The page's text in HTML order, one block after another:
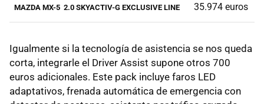
MAZDA MX-5 2.0 SKYACTIV-G EXCLUSIVE LINE 35.974 euros
Igualmente si la tecnología de asistencia se nos queda
corta, integrarle el Driver Assist supone otros 700
euros adicionales. Este pack incluye faros LED
adaptativos, frenada automática de emergencia con